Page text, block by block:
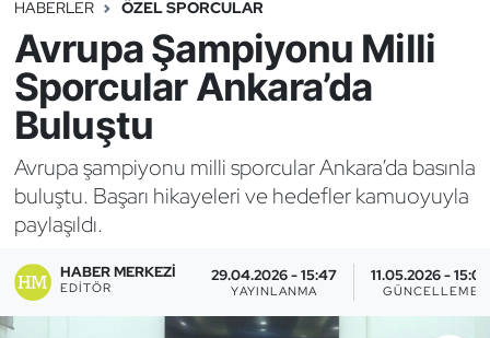
HABERLER ÖZEL SPORCULAR
Avrupa Şampiyonu Milli
Sporcular Ankara’da
Buluştu
Avrupa şampiyonu milli sporcular Ankara’da basınla
buluştu. Başarı hikayeleri ve hedefler kamuoyuyla
paylaşıldı.
HABER MERKEZI
EDITÖR
29.04.2026 - 15:47
YAYINLANMA
11.05.2026 - 15:03
GÜNCELLEME
Binicilik
Bisiklet
Bocce Bowling Dart
Boks
Briç
Buz Hokeyi